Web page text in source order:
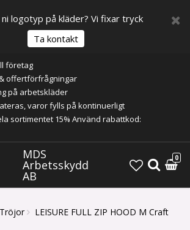
logotyp på kläder? Vi fixar tryck
Ta kontakt
företag
offertförfrågningar
på arbetskläder
varor fylls på kontinuerligt
sortimentet 15% Använd rabattkod:
MDS
Arbetsskydd
AB
0
Tröjor
LEISURE FULL ZIP HOOD M Craft